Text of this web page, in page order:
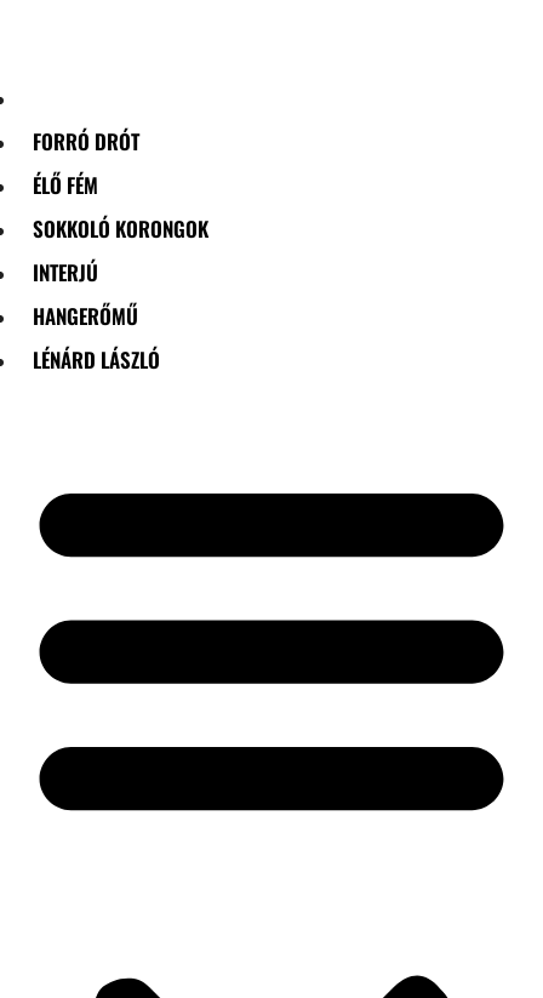
FORRÓ DRÓT
ÉLŐ FÉM
SOKKOLÓ KORONGOK
INTERJÚ
HANGERŐMŰ
LÉNÁRD LÁSZLÓ